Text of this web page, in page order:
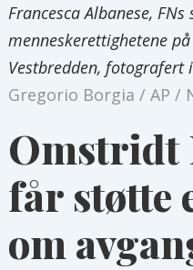
Francesca Albanese,
menneskerettighetene
Vestbredden,
Gregorio Borgia / AP /
Omstridt
får støtte
om